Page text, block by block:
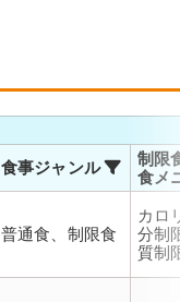
食事ジャンル
制限
食メ
普通食、制限食
カロ
分制
質制